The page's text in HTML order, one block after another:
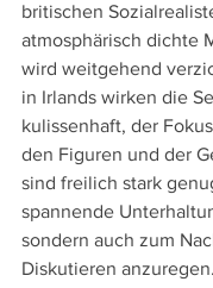
britischen
atmosphärisch dichte
wird weitgehend
in Irlands wirken die
kulissenhaft, der
den Figuren und der
sind freilich stark
spannende
sondern auch zum
Diskutieren anzuregen.